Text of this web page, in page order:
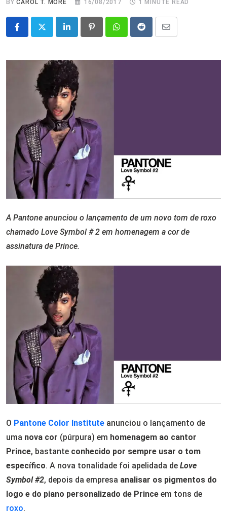
BYCAROL T. MORÉ 16/08/2017 1 MINUTE READ
LinkedIn PinterestWhatsappRedditShare
Email
A Pantone anunciou o lançamento de um novo tom de roxo
chamado Love Symbol # 2 em homenagem a cor de
assinatura de Prince.
O Pantone Color Institute anunciou o lançamento de
uma nova cor (púrpura) em homenagem ao cantor
Prince, bastante conhecido por sempre usar o tom
específico. A nova tonalidade foi apelidada de Love
Symbol #2, depois da empresa analisar os pigmentos do
logo e do piano personalizado de Prince em tons de
roxo.